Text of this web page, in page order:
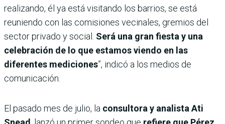
realizando, él ya está visitando los barrios, se está
reuniendo con las comisiones vecinales, gremios del
sector privado y social. Será una gran fiesta y una
celebración de lo que estamos viendo en las
diferentes mediciones”, indicó a los medios de
comunicación.
El pasado mes de julio, la consultora y analista Ati